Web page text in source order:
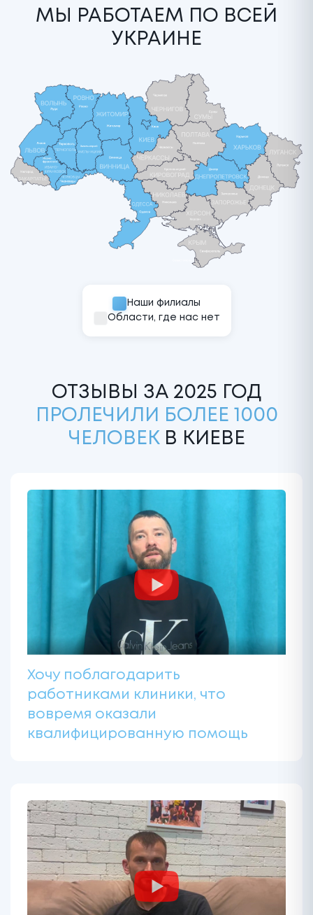
МЫ РАБОТАЕМ ПО ВСЕЙ
УКРАИНЕ
Наши филиалы
Области, где нас нет
ОТЗЫВЫ ЗА 2025 ГОД
ПРОЛЕЧИЛИ БОЛЕЕ 1000
ЧЕЛОВЕКВ КИЕВЕ
Хочу поблагодарить
работниками клиники, что
вовремя оказали
квалифицированную помощь